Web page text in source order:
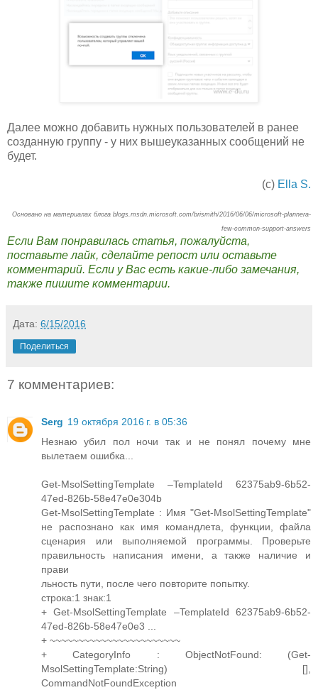
Далее можно добавить нужных пользователей в ранее
созданную группу - у них вышеуказанных сообщений не
будет.
(с) Ella S.
Основано на материалах блога blogs.msdn.microsoft.com/brismith/2016/06/06/microsoft-plannera-
few-common-support-answers
Если Вам понравилась статья, пожалуйста,
поставьте лайк, сделайте репост или оставьте
комментарий. Если у Вас есть какие-либо замечания,
также пишите комментарии.
Дата: 6/15/2016
Поделиться
7 комментариев:
Serg 19 октября 2016 г. в 05:36
Незнаю убил пол ночи так и не понял почему мне
вылетаем ошибка...
Get-MsolSettingTemplate –TemplateId 62375ab9-6b52-
47ed-826b-58e47e0e304b
Get-MsolSettingTemplate : Имя "Get-MsolSettingTemplate"
не распознано как имя командлета, функции, файла
сценария или выполняемой программы. Проверьте
правильность написания имени, а также наличие и
прави
льность пути, после чего повторите попытку.
строка:1 знак:1
+ Get-MsolSettingTemplate –TemplateId 62375ab9-6b52-
47ed-826b-58e47e0e3 ...
+ ~~~~~~~~~~~~~~~~~~~~~~~
+ CategoryInfo : ObjectNotFound: (Get-
MsolSettingTemplate:String) [],
CommandNotFoundException